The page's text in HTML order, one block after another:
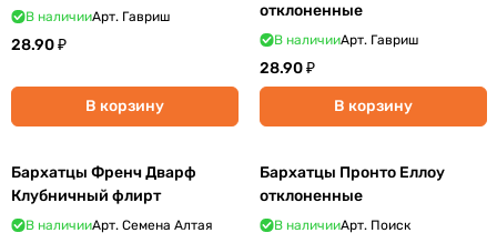
В наличииАрт. Гавриш
28.90 ₽
В корзину
отклоненные
В наличииАрт. Гавриш
28.90 ₽
В корзину
Бархатцы Френч Дварф
Клубничный флирт
В наличииАрт. Семена Алтая
Бархатцы Пронто Еллоу
отклоненные
В наличииАрт. Поиск